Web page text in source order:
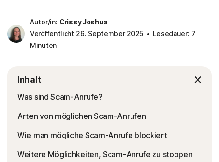
Autor/in: Crissy Joshua
Veröffentlicht 26. September 2025
Lesedauer: 7
Minuten
Inhalt
Was sind Scam-Anrufe?
Arten von möglichen Scam-Anrufen
Wie man mögliche Scam-Anrufe blockiert
Weitere Möglichkeiten, Scam-Anrufe zu stoppen